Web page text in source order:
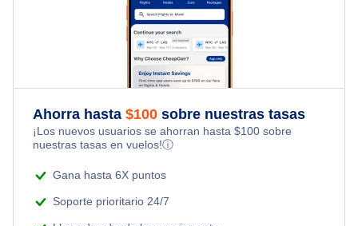
Ahorra hasta $100 sobre nuestras tasas
¡Los nuevos usuarios se ahorran hasta $100 sobre
nuestras tasas en vuelos!ⓘ
Gana hasta 6X puntos
Soporte prioritario 24/7